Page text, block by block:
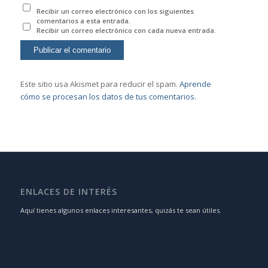
Recibir un correo electrónico con los siguientes
comentarios a esta entrada.
Recibir un correo electrónico con cada nueva entrada.
Este sitio usa Akismet para reducir el spam. Aprende
cómo se procesan los datos de tus comentarios.
ENLACES DE INTERÉS
Aquí tienes algunos enlaces interesantes, quizás te sean útiles.